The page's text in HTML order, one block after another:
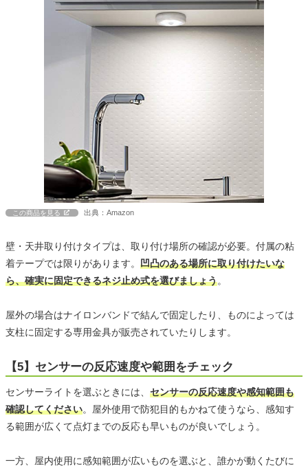
この商品を見る 出典：Amazon
壁・天井取り付けタイプは、取り付け場所の確認が必要。付属の粘
着テープでは限りがあります。 凹凸のある場所に取り付けたいな
ら、確実に固定できるネジ止め式を選びましょう。
屋外の場合はナイロンバンドで結んで固定したり、ものによっては
支柱に固定する専用金具が販売されていたりします。
【5】センサーの反応速度や範囲をチェック
センサーライトを選ぶときには、 センサーの反応速度や感知範囲も
確認してください。屋外使用で防犯目的もかねて使うなら、感知す
る範囲が広くて点灯までの反応も早いものが良いでしょう。
一方、屋内使用に感知範囲が広いものを選ぶと、誰かが動くたびに